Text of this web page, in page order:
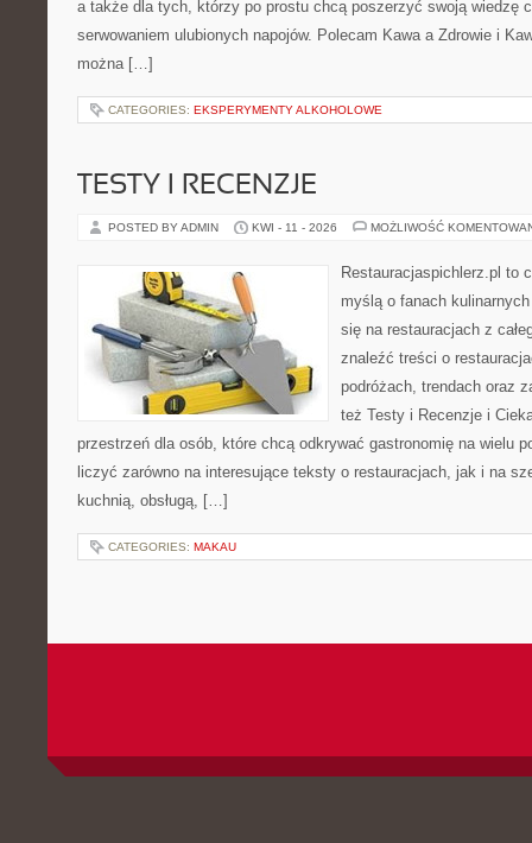
a także dla tych, którzy po prostu chcą poszerzyć swoją wiedzę
serwowaniem ulubionych napojów. Polecam Kawa a Zdrowie i
można […]
CATEGORIES: EKSPERYMENTY ALKOHOLOWE
TESTY I RECENZJE
POSTED BY ADMIN KWI - 11 - 2026 MOŻLIWOŚĆ
Restauracjaspichlerz.pl to
myślą o fanach
się na restauracjach z
znaleźć treści o
podróżach, trendach oraz
też Testy i Recenzje i
przestrzeń dla osób, które chcą odkrywać gastronomię na wielu
liczyć zarówno na interesujące teksty o restauracjach, jak i na
kuchnią, obsługą, […]
CATEGORIES: MAKAU